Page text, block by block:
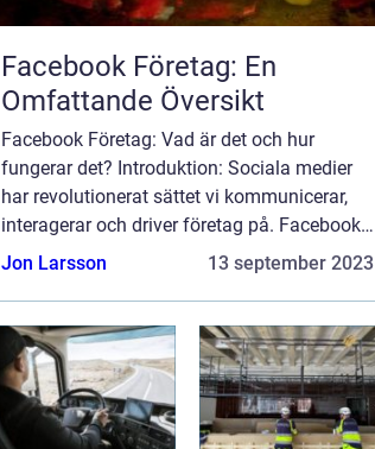
Facebook Företag: En
Omfattande Översikt
Facebook Företag: Vad är det och hur
fungerar det? Introduktion: Sociala medier
har revolutionerat sättet vi kommunicerar,
interagerar och driver företag på. Facebook
är en ledande aktör inom detta område och
Jon Larsson 13 september 2023